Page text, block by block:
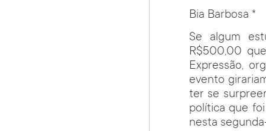
Bia Barbosa *
Se algum
R$500,00
Expressão,
evento
ter se
política que
nesta